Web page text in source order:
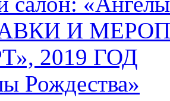
И
2019 ГОД
Рождества»